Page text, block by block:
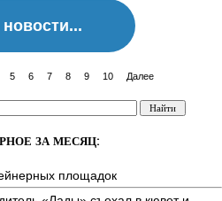
5 6 7 8 9 10 Далее
ЗА МЕСЯЦ:
площадок